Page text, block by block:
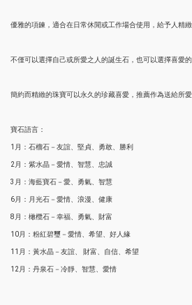
優雅的項鍊，適合在日常休閒或工作場合使用，給予人精緻
不僅可以選擇自己或所愛之人的誕生石，也可以選擇喜愛的
簡約而精緻的珠寶可以永久的珍藏喜愛，推薦作為送給所
寶石語言：
1月：石榴石－友誼、堅貞、勇敢、勝利
2月：紫水晶－愛情、智慧、忠誠
3月：海藍寶石－愛、勇氣、智慧
6月：月光石－愛情、浪漫、健康
8月：橄欖石－幸福、勇氣、財富
10月：粉紅碧璽－愛情、希望、好人緣
11月：黃水晶－友誼、 財富、自信、希望
12月：丹泉石－冷靜、智慧、愛情